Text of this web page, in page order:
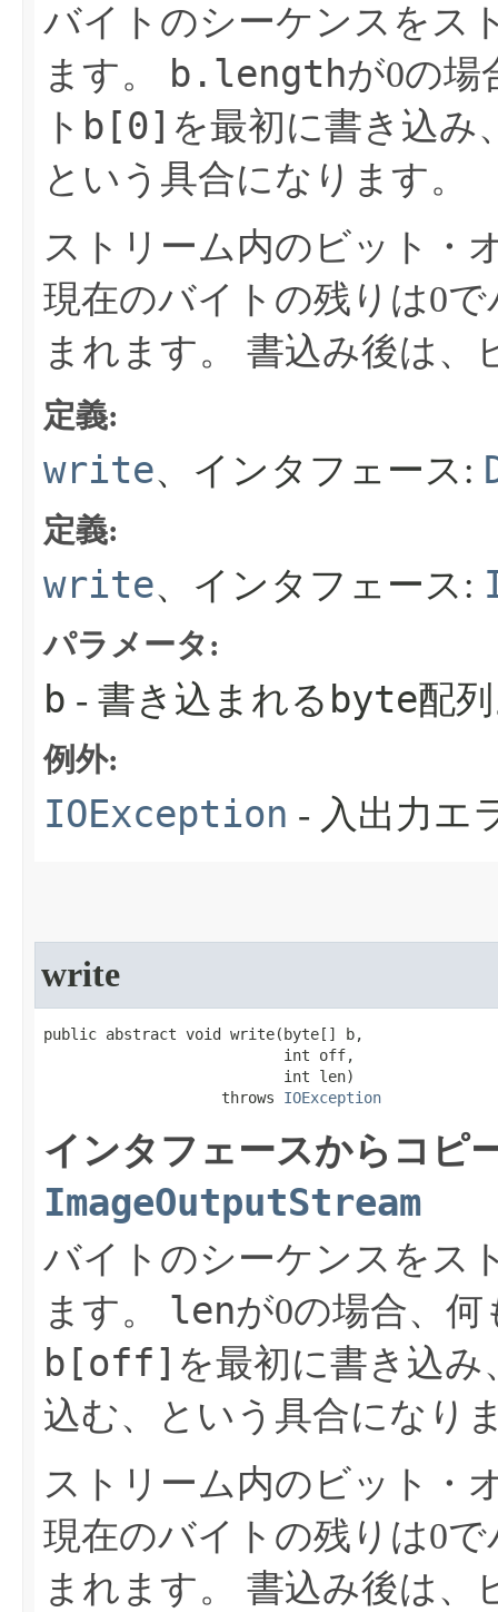
バイトのシーケンスをス
ます。
b.lengthが0の場
ト b[0] を最初に書き込み
という具合になります。
ストリーム内のビット・
現在のバイトの残りは0
まれます。
書込み後は、
定義:
write、インタフェース:
定義:
write、インタフェース:
パラメータ:
b - 書き込まれる byte配
例外:
IOException - 入出力エ
write
public abstract void write​(byte[] b,
                           int off,
                           int len)
                    throws
IOException
インタフェースからコピ
ImageOutputStream
バイトのシーケンスをス
ます。
lenが0の場合、
b[off] を最初に書き込
込む、という具合になり
ストリーム内のビット・
現在のバイトの残りは0
まれます。
書込み後は、